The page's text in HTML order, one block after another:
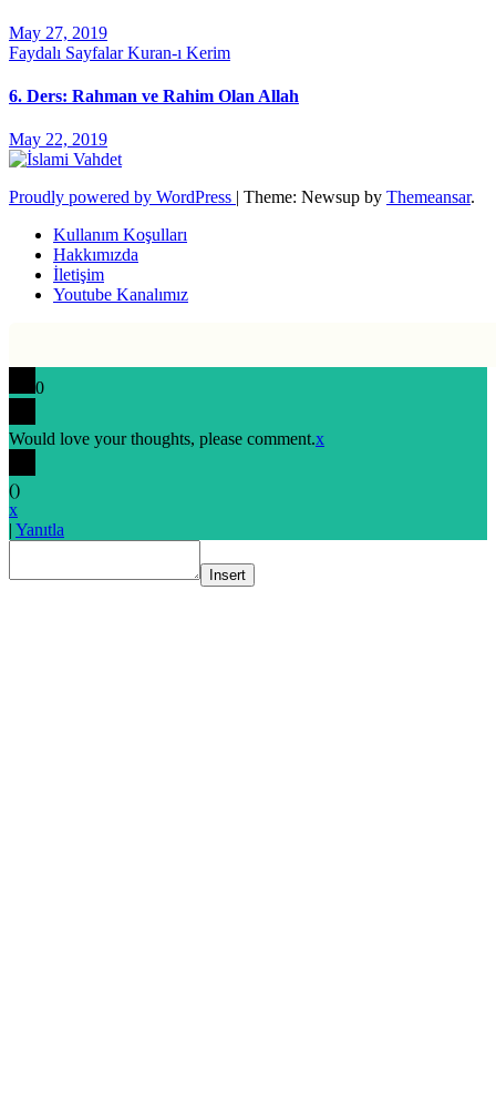
May 27, 2019
Faydalı SayfalarKuran-ı Kerim
6. Ders: Rahman ve Rahim Olan Allah
May 22, 2019
Proudly powered by WordPress Theme: Newsup by Themeansar.
Kullanım Koşulları
Hakkımızda
İletişim
Youtube Kanalımız
0
Would love your thoughts, please comment.x
()
x
Yanıtla
Insert